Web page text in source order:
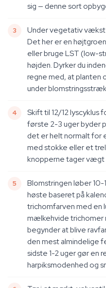
sig — denne sort
Under vegetativ vækst
Det her er en
eller bruge LST (low-
højden. Dyrker du
regne med, at planten
under
Skift til 12/12 lyscyklus
første 2-3 uger byder
det er helt normalt for
med stokke eller et
knopperne tager vægt
Blomstringen løber 10-
høste baseret på
trichomfarven med en
mælkehvide trichomer
begynder at blive
den mest almindelige
sidste 1-2 uger gør en
harpiksmodenhed og